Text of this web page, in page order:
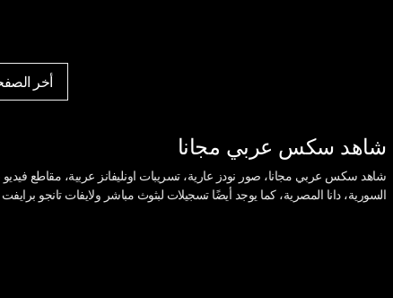
أخر
شاهد سكس عربي مجانا
شاهد سكس عربي مجانا، صور نودز عارية، تسريبات اونليفانز عربية، مقاطع فيديو
السورية، دانا المصرية، كما يوجد أيضًا تسجيلات لبثوث مباشر ولايفات تانجو